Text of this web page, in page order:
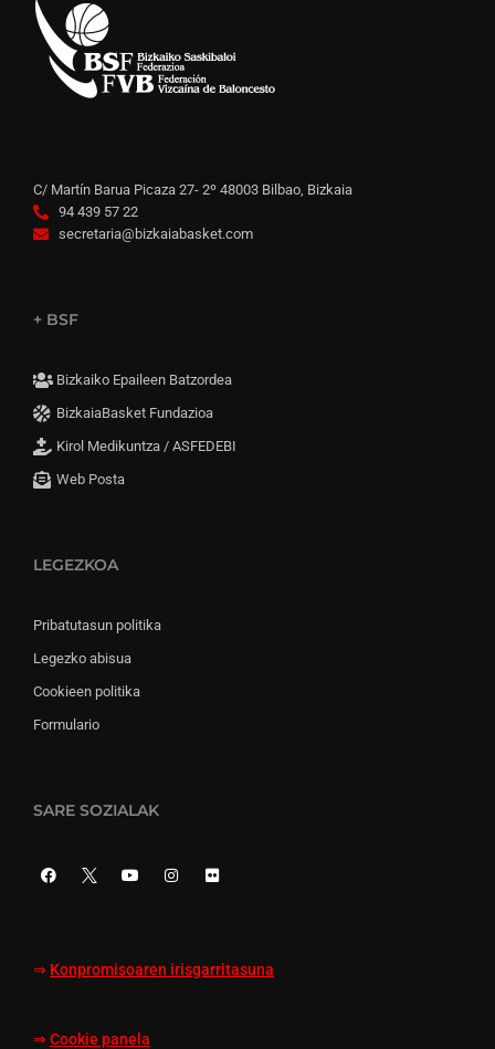
C/ Martín Barua Picaza 27- 2º 48003 Bilbao, Bizkaia
94 439 57 22
secretaria@bizkaiabasket.com
+ BSF
Bizkaiko Epaileen Batzordea
BizkaiaBasket Fundazioa
Kirol Medikuntza / ASFEDEBI
Web Posta
LEGEZKOA
Pribatutasun politika
Legezko abisua
Cookieen politika
Formulario
SARE SOZIALAK
⇒ Konpromisoaren irisgarritasuna
⇒ Cookie panela